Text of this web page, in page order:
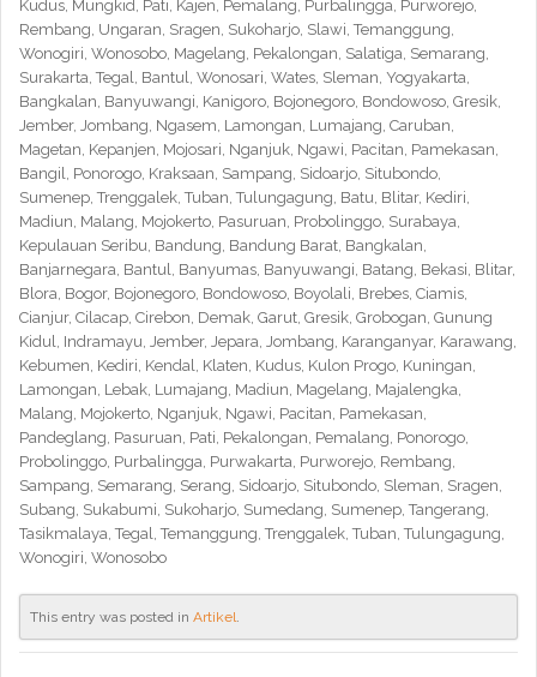
Kudus, Mungkid, Pati, Kajen, Pemalang, Purbalingga, Purworejo,
Rembang, Ungaran, Sragen, Sukoharjo, Slawi, Temanggung,
Wonogiri, Wonosobo, Magelang, Pekalongan, Salatiga, Semarang,
Surakarta, Tegal, Bantul, Wonosari, Wates, Sleman, Yogyakarta,
Bangkalan, Banyuwangi, Kanigoro, Bojonegoro, Bondowoso, Gresik,
Jember, Jombang, Ngasem, Lamongan, Lumajang, Caruban,
Magetan, Kepanjen, Mojosari, Nganjuk, Ngawi, Pacitan, Pamekasan,
Bangil, Ponorogo, Kraksaan, Sampang, Sidoarjo, Situbondo,
Sumenep, Trenggalek, Tuban, Tulungagung, Batu, Blitar, Kediri,
Madiun, Malang, Mojokerto, Pasuruan, Probolinggo, Surabaya,
Kepulauan Seribu, Bandung, Bandung Barat, Bangkalan,
Banjarnegara, Bantul, Banyumas, Banyuwangi, Batang, Bekasi, Blitar,
Blora, Bogor, Bojonegoro, Bondowoso, Boyolali, Brebes, Ciamis,
Cianjur, Cilacap, Cirebon, Demak, Garut, Gresik, Grobogan, Gunung
Kidul, Indramayu, Jember, Jepara, Jombang, Karanganyar, Karawang,
Kebumen, Kediri, Kendal, Klaten, Kudus, Kulon Progo, Kuningan,
Lamongan, Lebak, Lumajang, Madiun, Magelang, Majalengka,
Malang, Mojokerto, Nganjuk, Ngawi, Pacitan, Pamekasan,
Pandeglang, Pasuruan, Pati, Pekalongan, Pemalang, Ponorogo,
Probolinggo, Purbalingga, Purwakarta, Purworejo, Rembang,
Sampang, Semarang, Serang, Sidoarjo, Situbondo, Sleman, Sragen,
Subang, Sukabumi, Sukoharjo, Sumedang, Sumenep, Tangerang,
Tasikmalaya, Tegal, Temanggung, Trenggalek, Tuban, Tulungagung,
Wonogiri, Wonosobo
This entry was posted in Artikel.